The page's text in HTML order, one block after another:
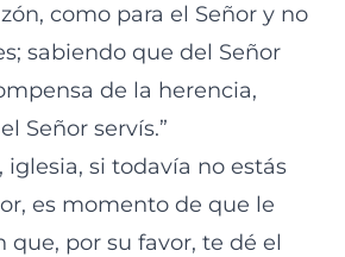
como para el Señor y no
sabiendo que del Señor
de la herencia,
Señor servís.”
iglesia, si todavía no estás
es momento de que le
que, por su favor, te dé el